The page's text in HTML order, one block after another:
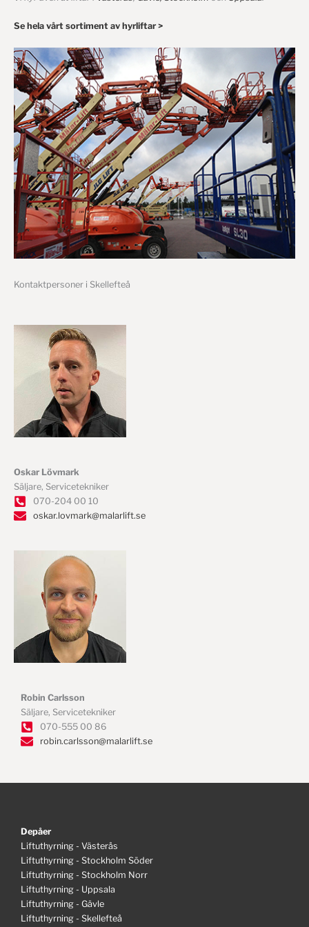
Se hela vårt sortiment av hyrliftar >
Kontaktpersoner i Skellefteå
Oskar Lövmark
Säljare, Servicetekniker
070-204 00 10
oskar.lovmark@malarlift.se
Robin Carlsson
Säljare, Servicetekniker
070-555 00 86
robin.carlsson@malarlift.se
Depåer
Liftuthyrning - Västerås
Liftuthyrning - Stockholm Söder
Liftuthyrning - Stockholm Norr
Liftuthyrning - Uppsala
Liftuthyrning - Gävle
Liftuthyrning - Skellefteå